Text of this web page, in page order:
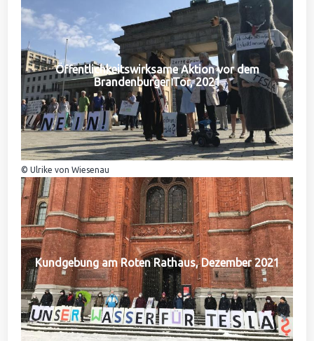
Öffentlichkeitswirksame Aktion vor dem
Brandenburger Tor, 2021
© Ulrike von Wiesenau
Kundgebung am Roten Rathaus, Dezember 2021